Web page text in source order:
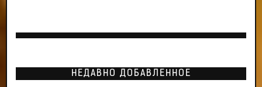
НЕДАВНО ДОБАВЛЕННОЕ